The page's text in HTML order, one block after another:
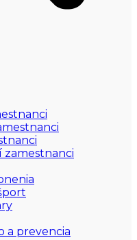
zamestnanci
a prevencia